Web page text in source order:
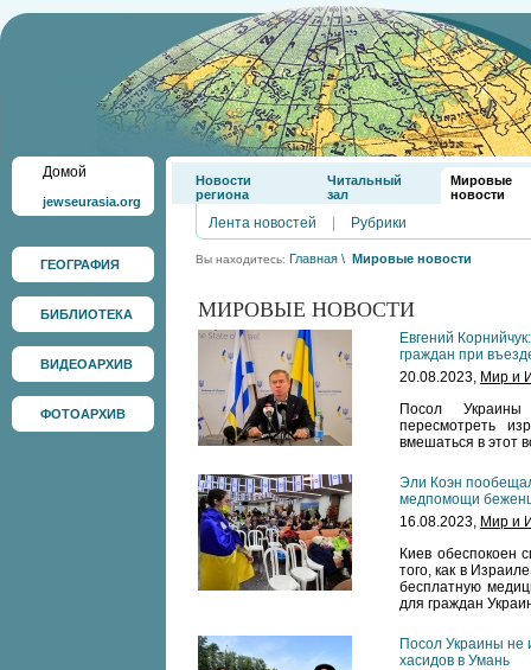
Домой
jewseurasia.org
ГЕОГРАФИЯ
БИБЛИОТЕКА
ВИДЕОАРХИВ
ФОТОАРХИВ
Новости
региона
Читальный
зал
Мировые
новости
Лента новостей Рубрики
Вы находитесь: Главная \ Мировые новости
МИРОВЫЕ НОВОСТИ
Евгений
граждан при
20.08.2023, Мир и
Посол Украины
пересмотреть
вмешаться в этот
Эли Коэн
медпомощи
16.08.2023, Мир и
Киев обеспокоен
того, как в
бесплатную
для граждан
Посол Украины не
хасидов в Умань